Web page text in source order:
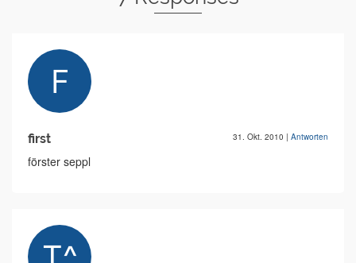
first 31. Okt. 2010 | Antworten
förster seppl